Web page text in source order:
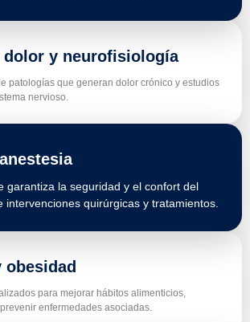
dolor y neurofisiología
patologías que generan dolor crónico y estudios
nervioso.
garantiza la seguridad y el confort del
intervenciones quirúrgicas y tratamientos.
obesidad
para mejorar hábitos alimenticios,
enfermedades asociadas.